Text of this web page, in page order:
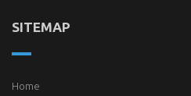
SITEMAP
Home